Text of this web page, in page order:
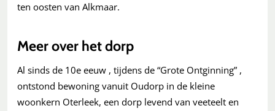
ten oosten van Alkmaar.
Meer over het dorp
Al sinds de 10e eeuw , tijdens de “Grote Ontginning” ,
ontstond bewoning vanuit Oudorp in de kleine
woonkern Oterleek, een dorp levend van veeteelt en